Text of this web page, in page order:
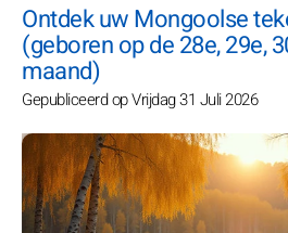
Ontdek uw Mongoolse
(geboren op de 28e, 29e,
maand)
Gepubliceerd op Vrijdag 31 Juli 2026